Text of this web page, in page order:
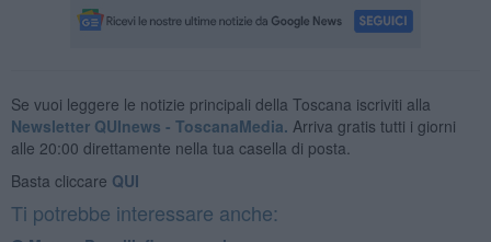
Se vuoi leggere le notizie principali della Toscana iscriviti alla
Newsletter QUInews - ToscanaMedia. Arriva gratis tutti i giorni
alle 20:00 direttamente nella tua casella di posta.
Basta cliccare QUI
Ti potrebbe interessare anche: